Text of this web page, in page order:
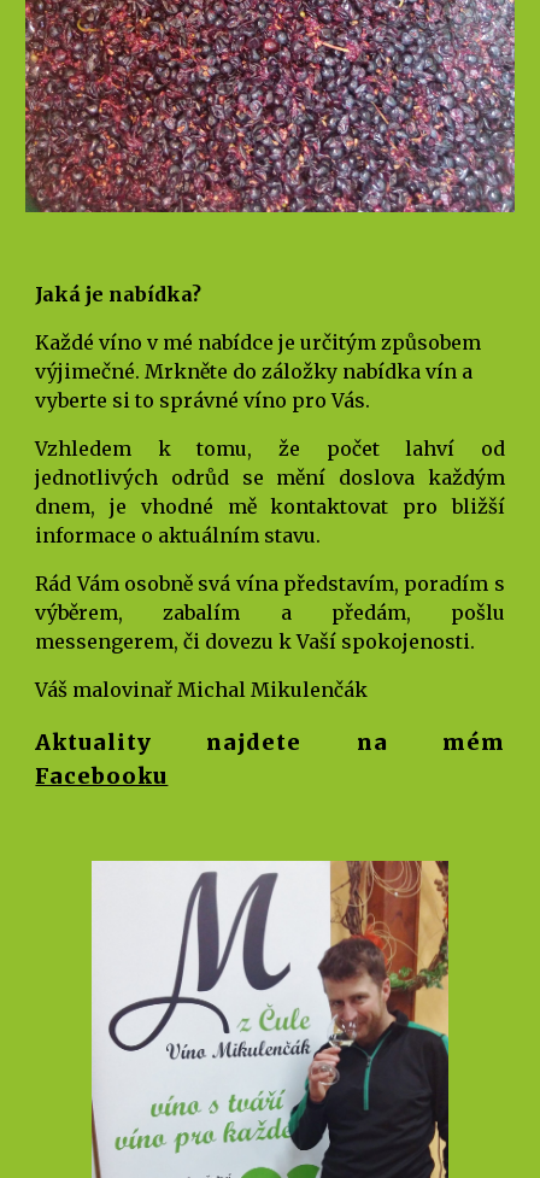
Jaká je nabídka?
Každé víno v mé nabídce je určitým způsobem
výjimečné. Mrkněte do záložky nabídka vín a
vyberte si to správné víno pro Vás.
Vzhledem k tomu, že počet lahví od
jednotlivých odrůd se mění doslova každým
dnem, je vhodné mě kontaktovat pro bližší
informace o aktuálním stavu.
Rád Vám osobně svá vína představím, poradím s
výběrem, zabalím a předám, pošlu
messengerem, či dovezu k Vaší spokojenosti.
Váš malovinař Michal Mikulenčák
Aktuality najdete na mém
Facebooku